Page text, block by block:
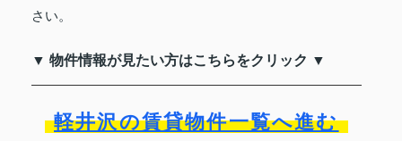
さい。
▼ 物件情報が見たい方はこちらをクリック ▼
軽井沢の賃貸物件一覧へ進む